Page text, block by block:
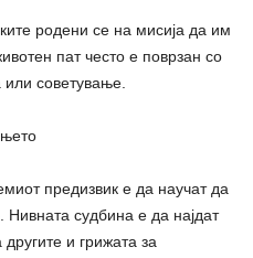
родени се на мисија да им
пат често е поврзан со
советување.
предизвик е да научат да
Нивната судбина е да најдат
и грижата за